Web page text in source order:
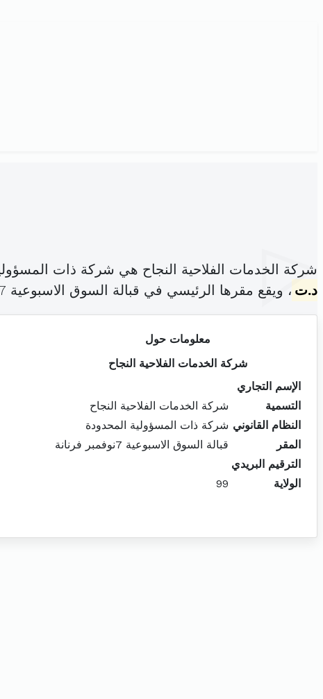
شركة الخدمات الفلاحية النجاح هي شركة ذات
د.ت ، ويقع مقرها الرئيسي في قبالة السوق الاسبوعية 7نوفمبر فرنانة (
معلومات حول
شركة الخدمات الفلاحية النجاح
الإسم التجاري
التسمية
شركة الخدمات الفلاحية النجاح
النظام القانوني شركة ذات المسؤولية المحدودة
المقر
قبالة السوق الاسبوعية 7نوفمبر فرنانة
الترقيم البريدي
الولاية
99